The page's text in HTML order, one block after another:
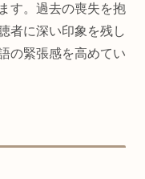
す。過去の喪失を抱
者に深い印象を残し
の緊張感を高めてい